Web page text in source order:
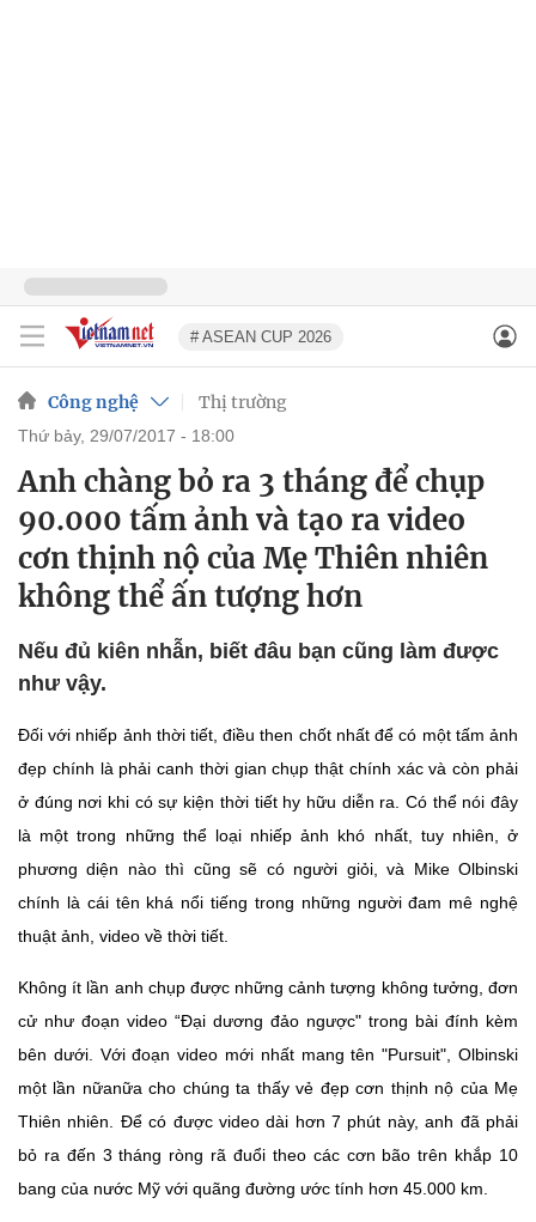
# ASEAN CUP 2026
Công nghệ Thị trường
thứ bảy, 29/07/2017 - 18:00
Anh chàng bỏ ra 3 tháng để chụp
90.000 tấm ảnh và tạo ra video
cơn thịnh nộ của Mẹ Thiên nhiên
không thể ấn tượng hơn
Nếu đủ kiên nhẫn, biết đâu bạn cũng làm được
như vậy.
Đối với nhiếp ảnh thời tiết, điều then chốt nhất để có một tấm ảnh
đẹp chính là phải canh thời gian chụp thật chính xác và còn phải
ở đúng nơi khi có sự kiện thời tiết hy hữu diễn ra. Có thể nói đây
là một trong những thể loại nhiếp ảnh khó nhất, tuy nhiên, ở
phương diện nào thì cũng sẽ có người giỏi, và Mike Olbinski
chính là cái tên khá nổi tiếng trong những người đam mê nghệ
thuật ảnh, video về thời tiết.
Không ít lần anh chụp được những cảnh tượng không tưởng, đơn
cử như đoạn video “Đại dương đảo ngược" trong bài đính kèm
bên dưới. Với đoạn video mới nhất mang tên "Pursuit", Olbinski
một lần nữanữa cho chúng ta thấy vẻ đẹp cơn thịnh nộ của Mẹ
Thiên nhiên. Để có được video dài hơn 7 phút này, anh đã phải
bỏ ra đến 3 tháng ròng rã đuổi theo các cơn bão trên khắp 10
bang của nước Mỹ với quãng đường ước tính hơn 45.000 km.